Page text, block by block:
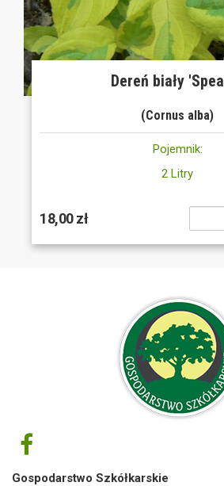
Dereń biały
(Cornus alba)
Pojemnik:
2 Litry
18,00 zł
Gospodarstwo Szkółkarskie